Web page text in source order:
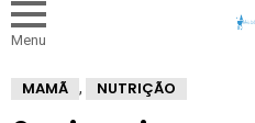
Menu
MAMÃ , NUTRIÇÃO